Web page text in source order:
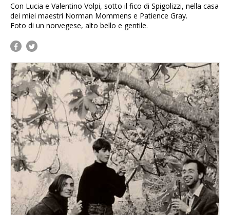
Con Lucia e Valentino Volpi, sotto il fico di Spigolizzi, nella casa
dei miei maestri Norman Mommens e Patience Gray.
Foto di un norvegese, alto bello e gentile.